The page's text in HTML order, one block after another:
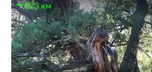
823 км